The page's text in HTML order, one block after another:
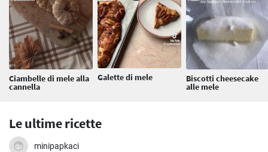
Ciambelle di mele alla
cannella
Galette di mele Biscotti cheesecake
alle mele
Le ultime ricette
minipapkaci